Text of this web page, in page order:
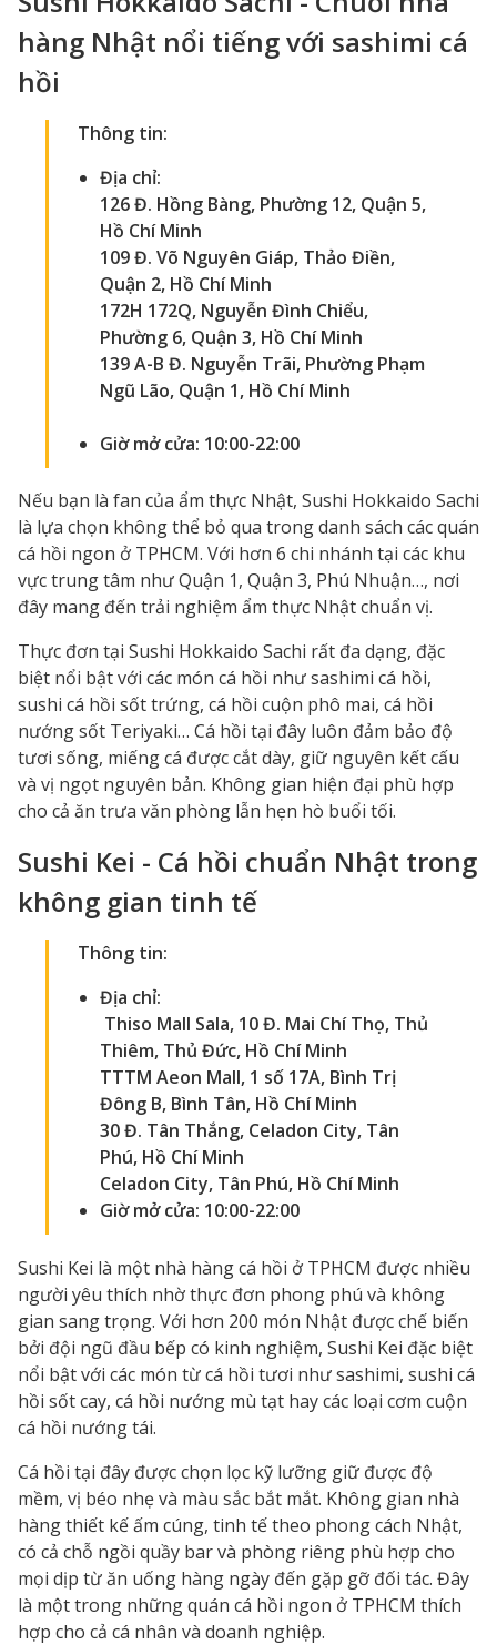
hàng Nhật nổi tiếng với sashimi cá
hồi
Thông tin:
Địa chỉ:
126 Đ. Hồng Bàng, Phường 12, Quận 5,
Hồ Chí Minh
109 Đ. Võ Nguyên Giáp, Thảo Điền,
Quận 2, Hồ Chí Minh
172H 172Q, Nguyễn Đình Chiểu,
Phường 6, Quận 3, Hồ Chí Minh
139 A-B Đ. Nguyễn Trãi, Phường Phạm
Ngũ Lão, Quận 1, Hồ Chí Minh
Giờ mở cửa: 10:00-22:00
Nếu bạn là fan của ẩm thực Nhật, Sushi Hokkaido Sachi
là lựa chọn không thể bỏ qua trong danh sách các quán
cá hồi ngon ở TPHCM. Với hơn 6 chi nhánh tại các khu
vực trung tâm như Quận 1, Quận 3, Phú Nhuận…, nơi
đây mang đến trải nghiệm ẩm thực Nhật chuẩn vị.
Thực đơn tại Sushi Hokkaido Sachi rất đa dạng, đặc
biệt nổi bật với các món cá hồi như sashimi cá hồi,
sushi cá hồi sốt trứng, cá hồi cuộn phô mai, cá hồi
nướng sốt Teriyaki… Cá hồi tại đây luôn đảm bảo độ
tươi sống, miếng cá được cắt dày, giữ nguyên kết cấu
và vị ngọt nguyên bản. Không gian hiện đại phù hợp
cho cả ăn trưa văn phòng lẫn hẹn hò buổi tối.
Sushi Kei - Cá hồi chuẩn Nhật trong
không gian tinh tế
Thông tin:
Địa chỉ:
Thiso Mall Sala, 10 Đ. Mai Chí Thọ, Thủ
Thiêm, Thủ Đức, Hồ Chí Minh
TTTM Aeon Mall, 1 số 17A, Bình Trị
Đông B, Bình Tân, Hồ Chí Minh
30 Đ. Tân Thắng, Celadon City, Tân
Phú, Hồ Chí Minh
Celadon City, Tân Phú, Hồ Chí Minh
Giờ mở cửa: 10:00-22:00
Sushi Kei là một nhà hàng cá hồi ở TPHCM được nhiều
người yêu thích nhờ thực đơn phong phú và không
gian sang trọng. Với hơn 200 món Nhật được chế biến
bởi đội ngũ đầu bếp có kinh nghiệm, Sushi Kei đặc biệt
nổi bật với các món từ cá hồi tươi như sashimi, sushi cá
hồi sốt cay, cá hồi nướng mù tạt hay các loại cơm cuộn
cá hồi nướng tái.
Cá hồi tại đây được chọn lọc kỹ lưỡng giữ được độ
mềm, vị béo nhẹ và màu sắc bắt mắt. Không gian nhà
hàng thiết kế ấm cúng, tinh tế theo phong cách Nhật,
có cả chỗ ngồi quầy bar và phòng riêng phù hợp cho
mọi dịp từ ăn uống hàng ngày đến gặp gỡ đối tác. Đây
là một trong những quán cá hồi ngon ở TPHCM thích
hợp cho cả cá nhân và doanh nghiệp.